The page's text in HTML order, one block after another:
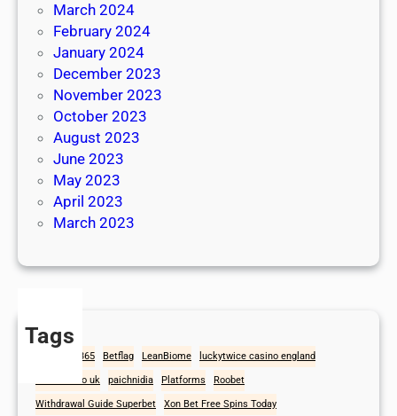
March 2024
February 2024
January 2024
December 2023
November 2023
October 2023
August 2023
June 2023
May 2023
April 2023
March 2023
Tags
Bet365 Betflag LeanBiome luckytwice casino england
mad casino uk paichnidia Platforms Roobet
Withdrawal Guide Superbet Xon Bet Free Spins Today